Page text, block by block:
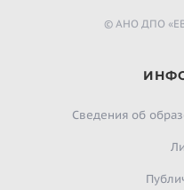
© АНО ДПО
Сведения об